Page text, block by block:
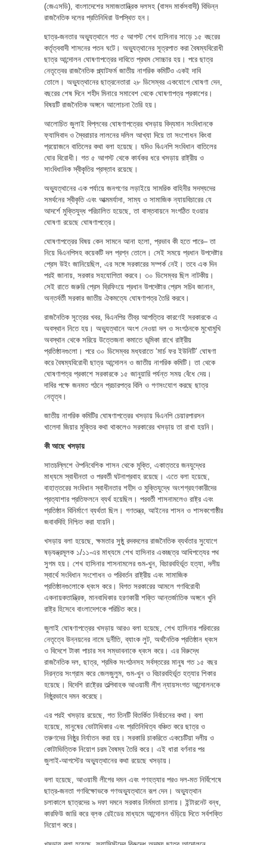
(জেএসডি), বাংলাদেশের সমাজতান্ত্রিক দলসহ (বাসদ মার্কসবাদী) বিভিন্ন
রাজনৈতিক দলের প্রতিনিধিরা উপস্থিত হন।
ছাত্র-জনতার অভ্যুত্থানে গত ৫ আগস্ট শেখ হাসিনার সাড়ে ১৫ বছরের
কর্তৃত্ববাদী শাসনের পতন ঘটে। অভ্যুত্থানের সূত্রপাত করা বৈষম্যবিরোধী
ছাত্র আন্দোলন ঘোষণাপত্রের দাবিতে প্রথম সোচ্চার হয়। পরে ছাত্র
নেতৃত্বের রাজনৈতিক প্ল্যাটফর্ম জাতীয় নাগরিক কমিটিও একই দাবি
তোলে। অভ্যুত্থানের ছাত্রনেতারা ২৮ ডিসেম্বর একযোগে ঘোষণা দেন,
বছরের শেষ দিনে শহীদ মিনারে সমাবেশ থেকে ঘোষণাপত্র প্রকাশের।
বিষয়টি রাজনৈতিক অঙ্গনে আলোচনা তৈরি হয়।
আলোচিত জুলাই বিপ্লবের ঘোষণাপত্রের খসড়ায় বিদ্যমান সংবিধানকে
ফ্যাসিবাদ ও স্বৈরাচার লালনের দলিল আখ্যা দিয়ে তা সংশোধন কিংবা
প্রয়োজনে বাতিলের কথা বলা হয়েছে। যদিও বিএনপি সংবিধান বাতিলের
ঘোর বিরোধী। গত ৫ আগস্ট থেকে কার্যকর ধরে খসড়ায় রাষ্ট্রীয় ও
সাংবিধানিক স্বীকৃতির প্রস্তাব রয়েছে।
অভ্যুত্থানের এক পর্যায়ে জনগণের লড়াইয়ে সামরিক বাহিনীর সদস্যদের
সমর্থনের স্বীকৃতি এবং আত্মমর্যাদা, সাম্য ও সামাজিক ন্যায়বিচারের যে
আদর্শে মুক্তিযুদ্ধ পরিচালিত হয়েছে, তা বাস্তবায়নে সংগঠিত হওয়ার
ঘোষণা রয়েছে ঘোষণাপত্রে।
ঘোষণাপত্রের বিষয় কেন সামনে আনা হলো, প্রভাব কী হতে পারে– তা
নিয়ে বিএনপিসহ কয়েকটি দল প্রশ্ন তোলে। সেই সময়ে প্রধান উপদেষ্টার
প্রেস উইং জানিয়েছিল, এর সঙ্গে সরকারের সম্পর্ক নেই। তবে এক দিন
পরই জানায়, সরকার সহযোগিতা করবে। ৩০ ডিসেম্বর ছিল নাটকীয়।
সেই রাতে জরুরি প্রেস ব্রিফিংয়ে প্রধান উপদেষ্টার প্রেস সচিব জানান,
অন্তর্বর্তী সরকার জাতীয় ঐকমত্যে ঘোষণাপত্র তৈরি করবে।
রাজনৈতিক সূত্রের খবর, বিএনপির তীব্র আপত্তির কারণেই সরকারকে এ
অবস্থান নিতে হয়। অভ্যুত্থানে অংশ নেওয়া দল ও সংগঠনকে মুখোমুখি
অবস্থান থেকে সরিয়ে উত্তেজনা কমাতে ভূমিকা রাখে রাষ্ট্রীয়
প্রতিষ্ঠানগুলো। পরে ৩০ ডিসেম্বর মধ্যরাতে ‘মার্চ ফর ইউনিটি’ ঘোষণা
করে বৈষম্যবিরোধী ছাত্র আন্দোলন ও জাতীয় নাগরিক কমিটি। তা থেকে
ঘোষণাপত্র প্রকাশে সরকারকে ১৫ জানুয়ারি পর্যন্ত সময় বেঁধে দেয়।
দাবির পক্ষে জনমত গঠনে প্রচারপত্র বিলি ও গণসংযোগ করছে ছাত্র
নেতৃত্ব।
জাতীয় নাগরিক কমিটির ঘোষণাপত্রের খসড়ায় বিএনপি চেয়ারপারসন
খালেদা জিয়ার মুক্তির কথা থাকলেও সরকারের খসড়ায় তা রাখা হয়নি।
কী আছে খসড়ায়
সাতচল্লিশে ঔপনিবেশিক শাসন থেকে মুক্তি, একাত্তরে জনযুদ্ধের
মাধ্যমে স্বাধীনতা ও পরবর্তী ঘটনাপ্রবাহ রয়েছে। এতে বলা হয়েছে,
বাহাত্তরের সংবিধান স্বাধীনতার শহীদ ও মুক্তিযুদ্ধে অংশগ্রহণকারীদের
প্রত্যাশার প্রতিফলনে ব্যর্থ হয়েছিল। পরবর্তী শাসনামলেও রাষ্ট্র এবং
প্রতিষ্ঠান বিনির্মাণে ব্যর্থতা ছিল। গণতন্ত্র, আইনের শাসন ও শাসকগোষ্ঠীর
জবাবদিহি নিশ্চিত করা যায়নি।
খসড়ায় বলা হয়েছে, ক্ষমতার সুষ্ঠু রদবদলের রাজনৈতিক ব্যর্থতার সুযোগে
ষড়যন্ত্রমূলক ১/১১-এর মাধ্যমে শেখ হাসিনার একচ্ছত্র আধিপত্যের পথ
সুগম হয়। শেখ হাসিনার শাসনামলের গুম-খুন, বিচারবহির্ভূত হত্যা, দলীয়
স্বার্থে সংবিধান সংশোধন ও পরিবর্তন রাষ্ট্রীয় এবং সামাজিক
প্রতিষ্ঠানগুলোকে ধ্বংস করে। বিগত সরকারের আমলে গণবিরোধী
একনায়কতান্ত্রিক, মানবাধিকার হরণকারী শক্তি আন্তর্জাতিক অঙ্গনে খুনি
রাষ্ট্র হিসেবে বাংলাদেশকে পরিচিত করে।
জুলাই ঘোষণাপত্রের খসড়ায় আরও বলা হয়েছে, শেখ হাসিনার পরিবারের
নেতৃত্বে উন্নয়নের নামে দুর্নীতি, ব্যাংক লুট, অর্থনৈতিক প্রতিষ্ঠান ধ্বংস
ও বিদেশে টাকা পাচার সব সম্ভাবনাকে ধ্বংস করে। এর বিরুদ্ধে
রাজনৈতিক দল, ছাত্র, শ্রমিক সংগঠনসহ সর্বস্তরের মানুষ গত ১৫ বছর
নিরন্তর সংগ্রাম করে জেলজুলুম, গুম-খুন ও বিচারবহির্ভূত হত্যার শিকার
হয়েছে। বিদেশি রাষ্ট্রের তল্পিবাহক আওয়ামী লীগ ন্যায়সংগত আন্দোলনকে
নিষ্ঠুরভাবে দমন করেছে।
এর পরই খসড়ায় রয়েছে, গত তিনটি বিতর্কিত নির্বাচনের কথা। বলা
হয়েছে, মানুষের ভোটাধিকার এবং প্রতিনিধিত্ব বঞ্চিত করে ছাত্র ও
তরুণদের নিষ্ঠুর নির্যাতন করা হয়। সরকারি চাকরিতে একচেটিয়া দলীয় ও
কোটাভিত্তিক নিয়োগ চরম বৈষম্য তৈরি করে। এই ধারা বর্ণনার পর
জুলাই-আগস্টের অভ্যুত্থানের কথা রয়েছে খসড়ায়।
বলা হয়েছে, আওয়ামী লীগের দমন এবং গণহত্যার পরও দল-মত নির্বিশেষে
ছাত্র-জনতা গণবিক্ষোভকে গণঅভ্যুত্থানে রূপ দেন। অভ্যুত্থান
চলাকালে ছাত্রদের ৯ দফা দমনে সরকার নির্মমতা চালায়। ইন্টারনেট বন্ধ,
কারফিউ জারি করে ব্লক রেইডের মাধ্যমে আন্দোলন গুঁড়িয়ে দিতে সর্বশক্তি
নিয়োগ করে।